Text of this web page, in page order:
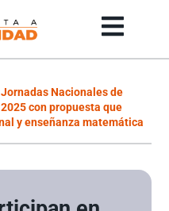
Nacionales de
con propuesta que
y enseñanza matemática